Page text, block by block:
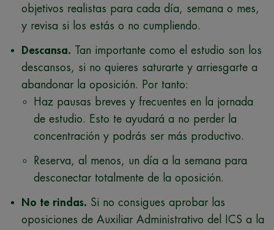
objetivos realistas para cada día, semana o mes,
y revisa si los estás o no cumpliendo.
Descansa. Tan importante como el estudio son los
descansos, si no quieres saturarte y arriesgarte a
abandonar la oposición. Por tanto:
Haz pausas breves y frecuentes en la jornada
de estudio. Esto te ayudará a no perder la
concentración y podrás ser más productivo.
Reserva, al menos, un día a la semana para
desconectar totalmente de la oposición.
No te rindas. Si no consigues aprobar las
oposiciones de Auxiliar Administrativo del ICS a la